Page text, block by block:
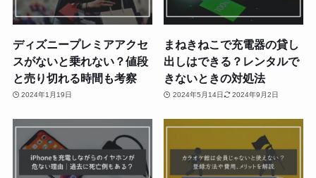
ディズニープレミアアクセ
スがないと乗れない？値段
と売り切れる時間も考察
2024年1月19日
まねきねこで充電器の貸し
出しはできる？レンタルで
きないときの対処法
2024年5月14日 2024年9月2日